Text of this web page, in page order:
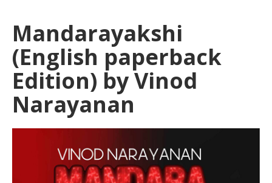
e
v
i
g
o
Mandarayakshi
(English paperback
Edition) by Vinod
Narayanan